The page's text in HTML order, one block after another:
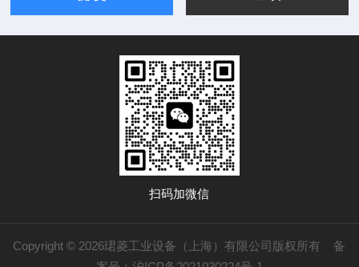
扫码加微信
Copyright © 2026珺菱工业设备（上海）有限公司版权所有 备